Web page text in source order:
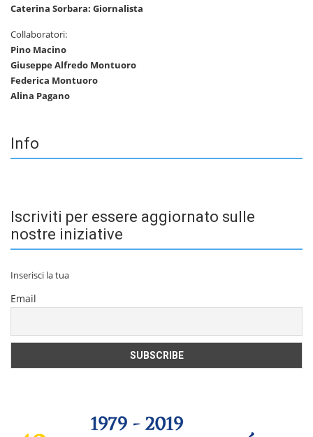
Caterina Sorbara: Giornalista
Collaboratori:
Pino Macino
Giuseppe Alfredo Montuoro
Federica Montuoro
Alina Pagano
Info
Iscriviti per essere aggiornato sulle
nostre iniziative
Inserisci la tua
Email